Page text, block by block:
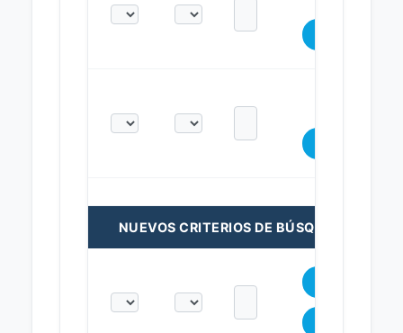
NUEVOS CRITERIOS DE BÚSQUEDA: